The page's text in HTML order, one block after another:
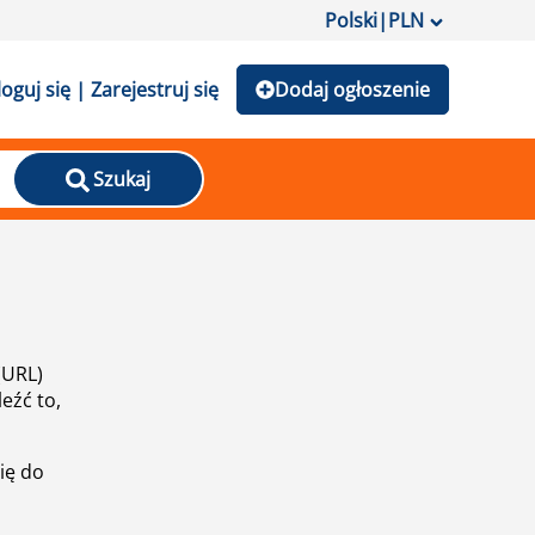
Polski|PLN
się | Zarejestruj się Dodaj ogłoszenie
Szukaj
to,
do